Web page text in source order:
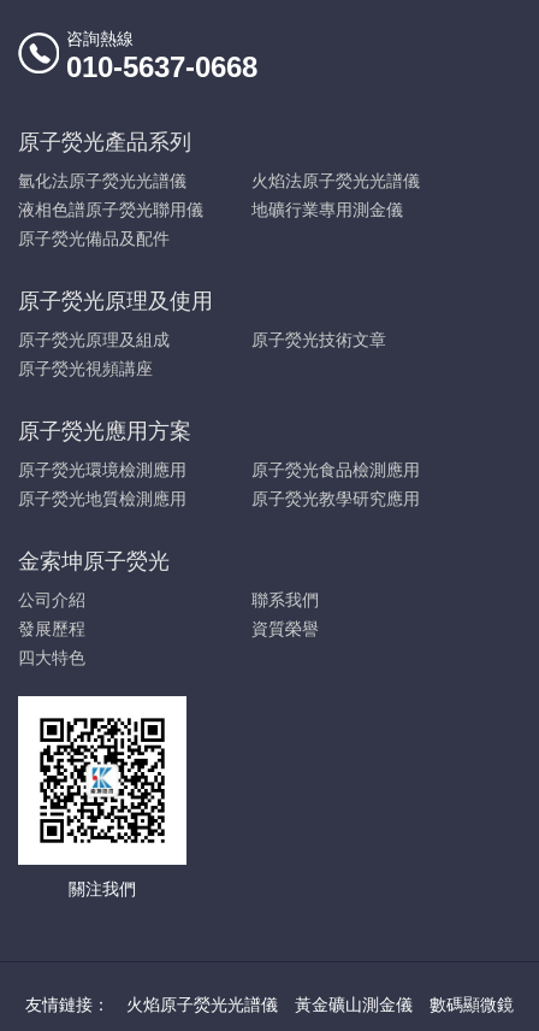
咨詢熱線
010-5637-0668
原子熒光產品系列
氫化法原子熒光光譜儀
火焰法原子熒光光譜儀
液相色譜原子熒光聯用儀
地礦行業專用測金儀
原子熒光備品及配件
原子熒光原理及使用
原子熒光原理及組成
原子熒光技術文章
原子熒光視頻講座
原子熒光應用方案
原子熒光環境檢測應用
原子熒光食品檢測應用
原子熒光地質檢測應用
原子熒光教學研究應用
金索坤原子熒光
公司介紹
聯系我們
發展歷程
資質榮譽
四大特色
關注我們
友情鏈接： 火焰原子熒光光譜儀 黃金礦山測金儀 數碼顯微鏡